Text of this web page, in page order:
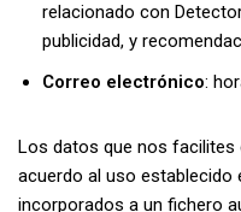
relacionado con
publicidad, y
Correo electrónico:
Los datos que nos
acuerdo al uso establecido
incorporados a un fichero